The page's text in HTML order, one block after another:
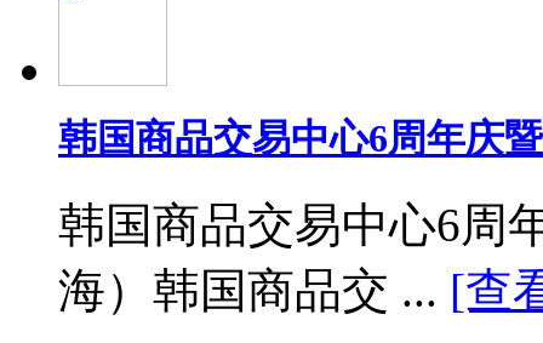
韩国商品交易中心6周年庆
韩国商品交易中心6周
海）韩国商品交 ... [查